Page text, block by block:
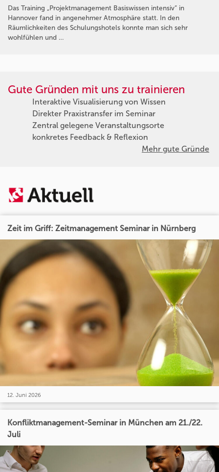
Das Training „Projektmanagement Basiswissen intensiv“ in
Hannover fand in angenehmer Atmosphäre statt. In den
Räumlichkeiten des Schulungshotels konnte man sich sehr
wohlfühlen und …
Gute Gründen mit uns zu trainieren
Interaktive Visualisierung von Wissen
Direkter Praxistransfer im Seminar
Zentral gelegene Veranstaltungsorte
konkretes Feedback & Reflexion
Mehr gute Gründe
Zeit im Griff: Zeitmanagement Seminar in Nürnberg
12. Juni 2026
Konfliktmanagement-Seminar in München am 21./22.
Juli